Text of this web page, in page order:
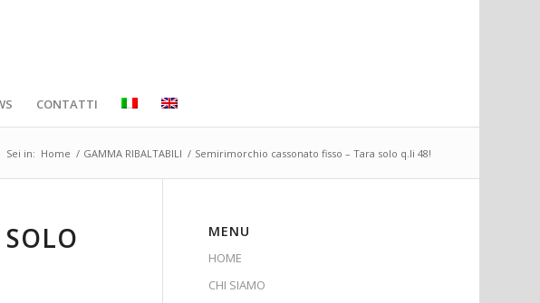
CONTATTI
Sei in: Home / GAMMA RIBALTABILI / Semirimorchio cassonato fisso – Tara solo q.li 48!
MENU
HOME
CHI SIAMO